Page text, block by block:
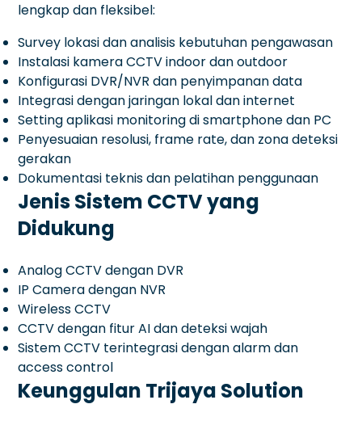
lengkap dan fleksibel:
Survey lokasi dan analisis kebutuhan pengawasan
Instalasi kamera CCTV indoor dan outdoor
Konfigurasi DVR/NVR dan penyimpanan data
Integrasi dengan jaringan lokal dan internet
Setting aplikasi monitoring di smartphone dan PC
Penyesuaian resolusi, frame rate, dan zona deteksi
gerakan
Dokumentasi teknis dan pelatihan penggunaan
Jenis Sistem CCTV yang
Didukung
Analog CCTV dengan DVR
IP Camera dengan NVR
Wireless CCTV
CCTV dengan fitur AI dan deteksi wajah
Sistem CCTV terintegrasi dengan alarm dan
access control
Keunggulan Trijaya Solution